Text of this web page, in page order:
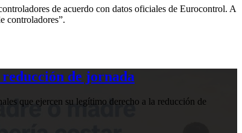
de acuerdo con datos oficiales de Eurocontrol. A
controladores”.
de jornada
que ejercen su legítimo derecho a la reducción de